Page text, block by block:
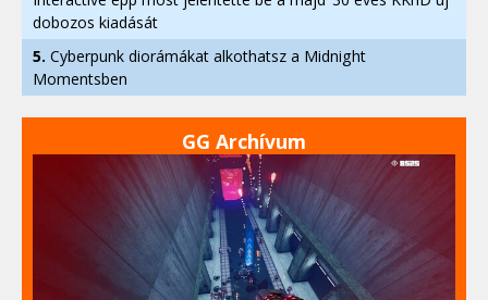
dobozos kiadását
5. Cyberpunk diorámákat alkothatsz a Midnight
Momentsben
GG Archívum